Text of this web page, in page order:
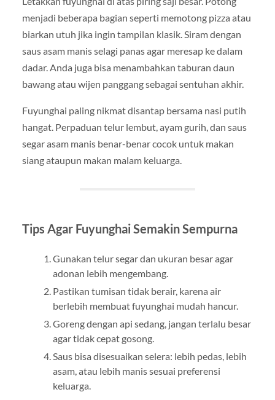
menjadi beberapa bagian seperti memotong pizza atau
biarkan utuh jika ingin tampilan klasik. Siram dengan
saus asam manis selagi panas agar meresap ke dalam
dadar. Anda juga bisa menambahkan taburan daun
bawang atau wijen panggang sebagai sentuhan akhir.
Fuyunghai paling nikmat disantap bersama nasi putih
hangat. Perpaduan telur lembut, ayam gurih, dan saus
segar asam manis benar-benar cocok untuk makan
siang ataupun makan malam keluarga.
Tips Agar Fuyunghai Semakin Sempurna
Gunakan telur segar dan ukuran besar agar
adonan lebih mengembang.
Pastikan tumisan tidak berair, karena air
berlebih membuat fuyunghai mudah hancur.
Goreng dengan api sedang, jangan terlalu besar
agar tidak cepat gosong.
Saus bisa disesuaikan selera: lebih pedas, lebih
asam, atau lebih manis sesuai preferensi
keluarga.